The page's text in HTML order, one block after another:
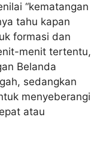
“kematangan
tahu kapan
formasi dan
menit tertentu,
Belanda
sedangkan
menyeberangi
atau